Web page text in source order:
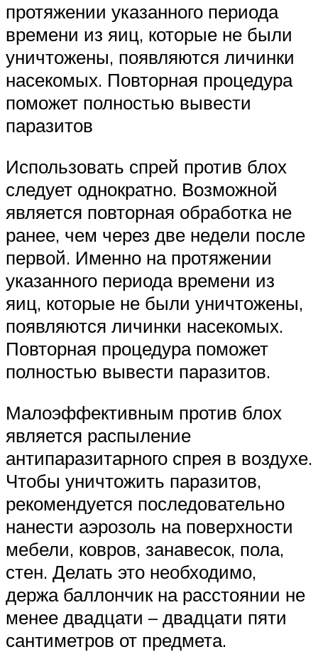
протяжении указанного периода
времени из яиц, которые не были
уничтожены, появляются личинки
насекомых. Повторная процедура
поможет полностью вывести
паразитов
Использовать спрей против блох
следует однократно. Возможной
является повторная обработка не
ранее, чем через две недели после
первой. Именно на протяжении
указанного периода времени из
яиц, которые не были уничтожены,
появляются личинки насекомых.
Повторная процедура поможет
полностью вывести паразитов.
Малоэффективным против блох
является распыление
антипаразитарного спрея в воздухе.
Чтобы уничтожить паразитов,
рекомендуется последовательно
нанести аэрозоль на поверхности
мебели, ковров, занавесок, пола,
стен. Делать это необходимо,
держа баллончик на расстоянии не
менее двадцати – двадцати пяти
сантиметров от предмета.